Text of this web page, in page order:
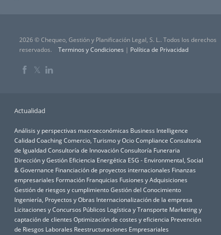
2026 © Chequeo, Gestión y Planificación Legal, S. L.. Todos los derechos
reservados.
Terminos y Condiciones | Política de Privacidad
𝕏
Actualidad
Análisis y perspectivas macroeconómicas Business Intelligence
CalidadCoachingComercio, Turismo y OcioCompliance Consultoría
de IgualdadConsultoría de InnovaciónConsultoría Funeraria
Dirección y Gestión Eficiencia Energética ESG - Environmental, Social
& Governance Financiación de proyectos internacionales Finanzas
empresariales Formación Franquicias Fusiones y Adquisiciones
Gestión de riesgos y cumplimientoGestión del Conocimiento
Ingeniería, Proyectos y Obras Internacionalización de la empresa
Licitaciones y Concursos Públicos Logística y Transporte Marketing y
captación de clientes Optimización de costes y eficiencia Prevención
de Riesgos Laborales Reestructuraciones Empresariales